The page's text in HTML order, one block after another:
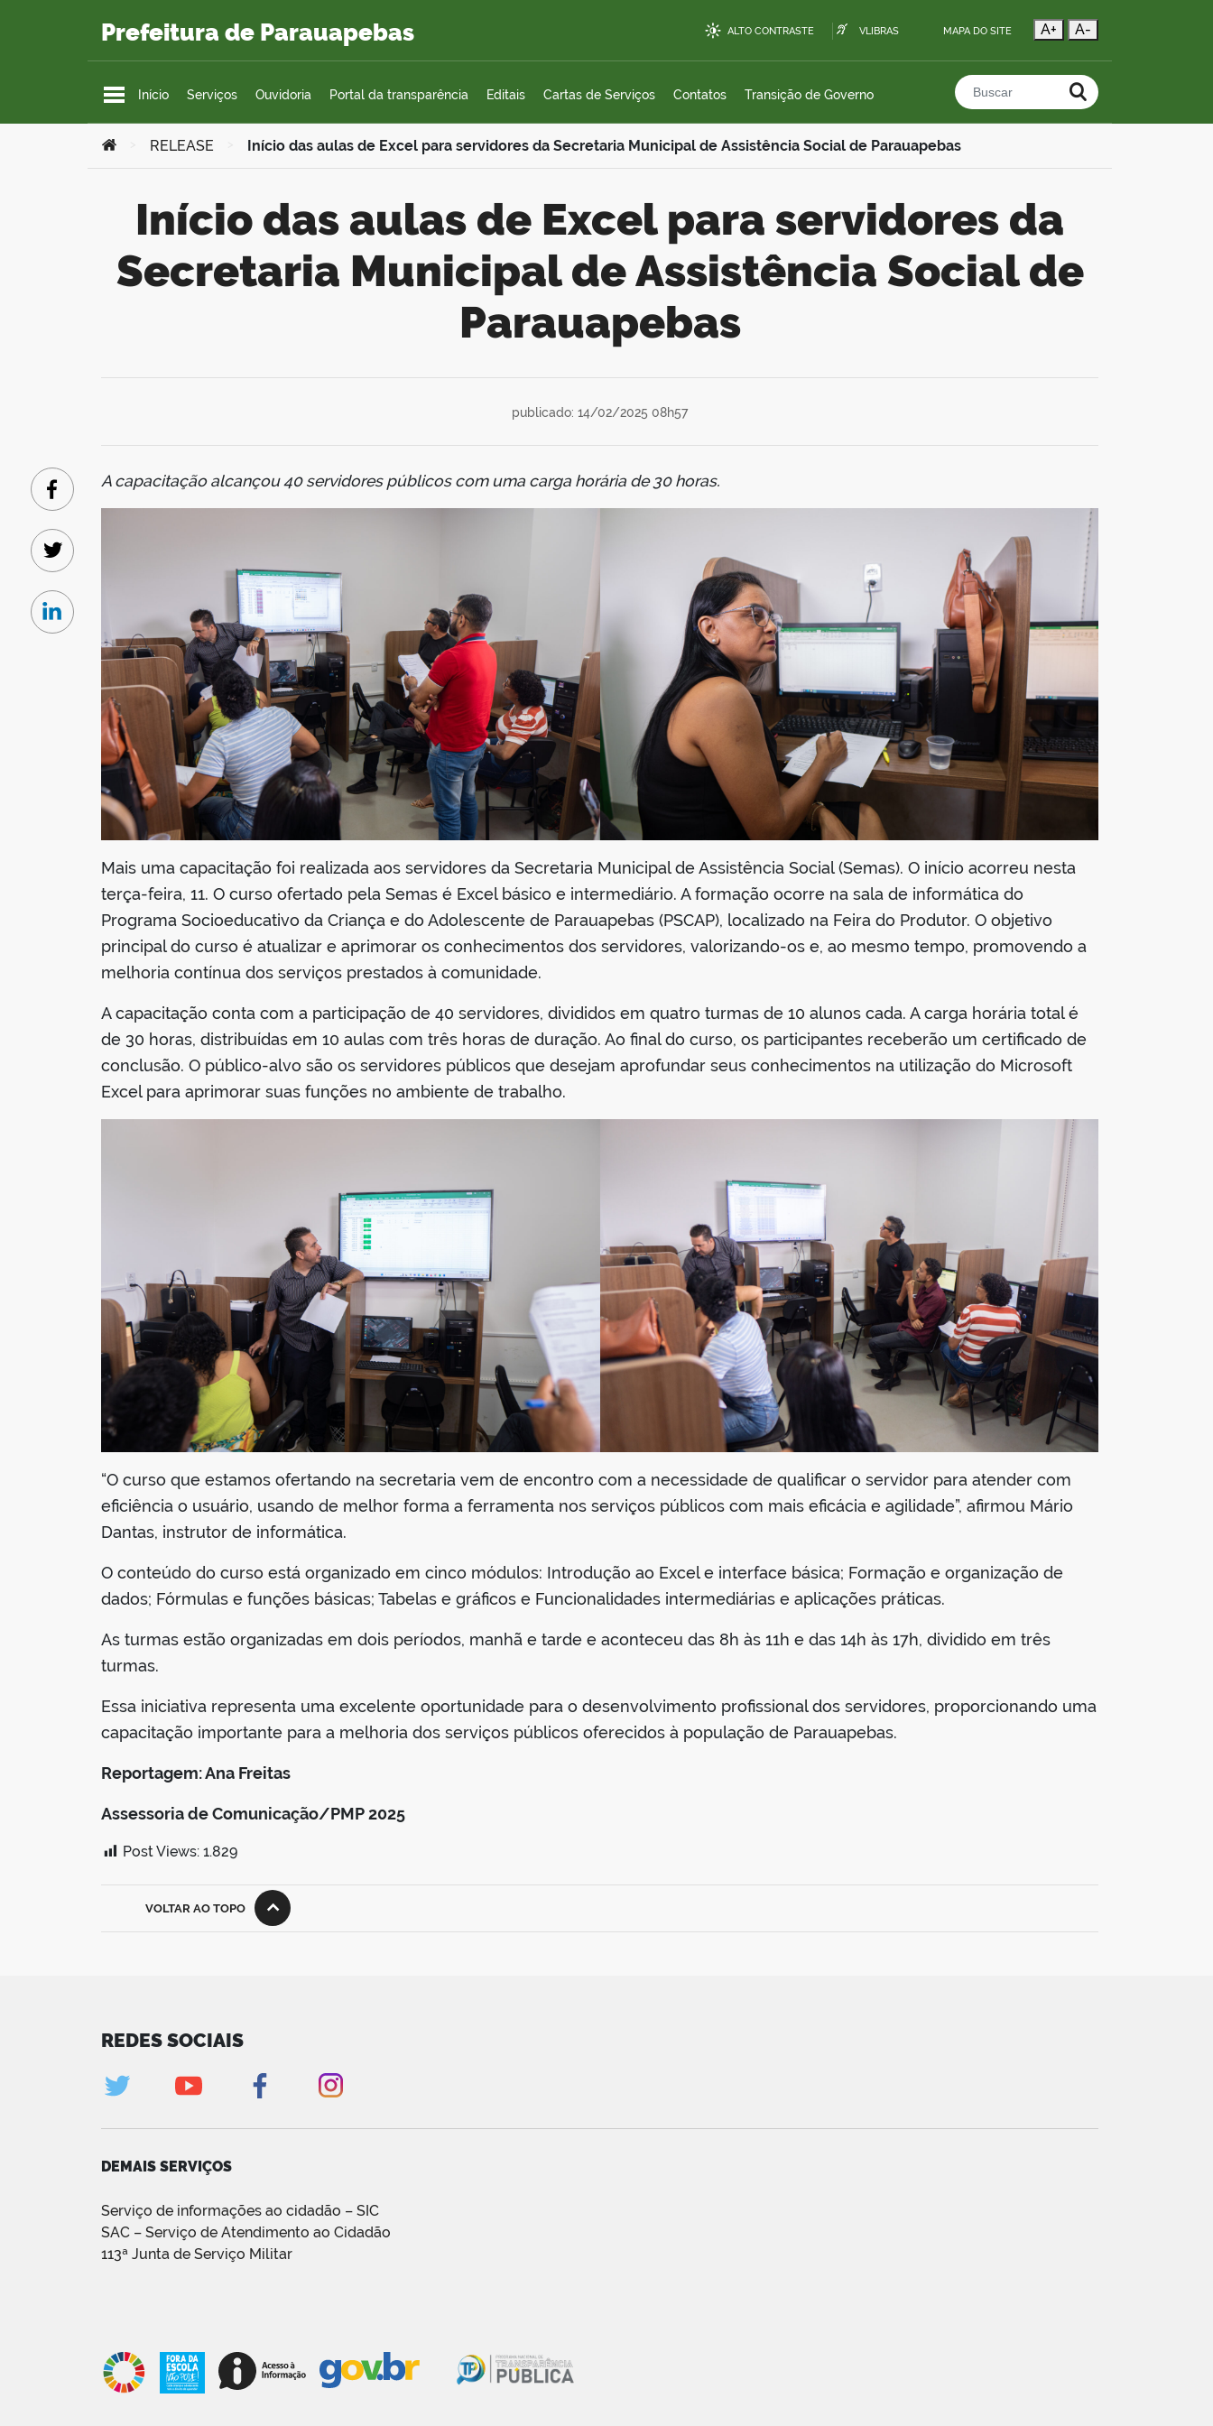
Prefeitura de Parauapebas ALTO CONTRASTE VLIBRAS MAPA DO SITE A+ A-
Início Serviços Ouvidoria Portal da transparência Editais Cartas de Serviços Contatos Transição de Governo Buscar no portal
Você está aqui:
RELEASE Início das aulas de Excel para servidores da Secretaria Municipal de Assistência Social de Parauapebas
Início das aulas de Excel para servidores da
Secretaria Municipal de Assistência Social de
Parauapebas
publicado: 14/02/2025 08h57
A capacitação alcançou 40 servidores públicos com uma carga horária de 30 horas.
Mais uma capacitação foi realizada aos servidores da Secretaria Municipal de Assistência Social (Semas). O início acorreu nesta
terça-feira, 11. O curso ofertado pela Semas é Excel básico e intermediário. A formação ocorre na sala de informática do
Programa Socioeducativo da Criança e do Adolescente de Parauapebas (PSCAP), localizado na Feira do Produtor. O objetivo
principal do curso é atualizar e aprimorar os conhecimentos dos servidores, valorizando-os e, ao mesmo tempo, promovendo a
melhoria contínua dos serviços prestados à comunidade.
A capacitação conta com a participação de 40 servidores, divididos em quatro turmas de 10 alunos cada. A carga horária total é
de 30 horas, distribuídas em 10 aulas com três horas de duração. Ao final do curso, os participantes receberão um certificado de
conclusão. O público-alvo são os servidores públicos que desejam aprofundar seus conhecimentos na utilização do Microsoft
Excel para aprimorar suas funções no ambiente de trabalho.
“O curso que estamos ofertando na secretaria vem de encontro com a necessidade de qualificar o servidor para atender com
eficiência o usuário, usando de melhor forma a ferramenta nos serviços públicos com mais eficácia e agilidade”, afirmou Mário
Dantas, instrutor de informática.
O conteúdo do curso está organizado em cinco módulos: Introdução ao Excel e interface básica; Formação e organização de
dados; Fórmulas e funções básicas; Tabelas e gráficos e Funcionalidades intermediárias e aplicações práticas.
As turmas estão organizadas em dois períodos, manhã e tarde e aconteceu das 8h às 11h e das 14h às 17h, dividido em três
turmas.
Essa iniciativa representa uma excelente oportunidade para o desenvolvimento profissional dos servidores, proporcionando uma
capacitação importante para a melhoria dos serviços públicos oferecidos à população de Parauapebas.
Reportagem: Ana Freitas
Assessoria de Comunicação/PMP 2025
Facebook
Twitter
Linkedin
Post Views: 1.829
VOLTAR AO TOPO
REDES SOCIAIS
DEMAIS SERVIÇOS
Serviço de informações ao cidadão – SIC
SAC – Serviço de Atendimento ao Cidadão
113ª Junta de Serviço Militar